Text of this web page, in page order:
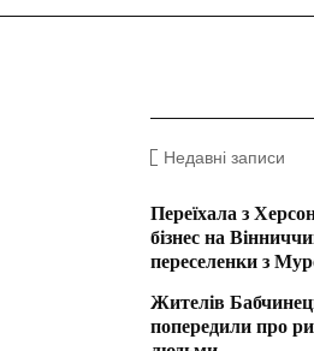
Недавні записи
Переїхала з
бізнес на
переселенки з
Жителів
попередили про